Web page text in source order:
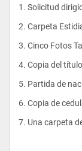
Consorcios
Casas de Cambio
Bancos
Embajadas
Ministerios
1. Solicitud
2. Carpeta
3. Cinco Fotos
4. Copia del
5. Partida de
6. Copia de
7. Una carpeta